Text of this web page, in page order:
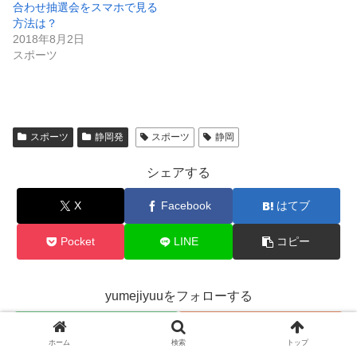
合わせ抽選会をスマホで見る
方法は？
2018年8月2日
スポーツ
スポーツ 静岡発 スポーツ 静岡
シェアする
X Facebook はてブ
Pocket LINE コピー
yumejiyuuをフォローする
ホーム 検索 トップ